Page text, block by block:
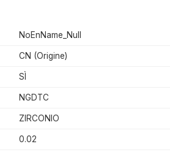
NoEnName_Null
CN (Origine)
SÌ
NGDTC
ZIRCONIO
0.02